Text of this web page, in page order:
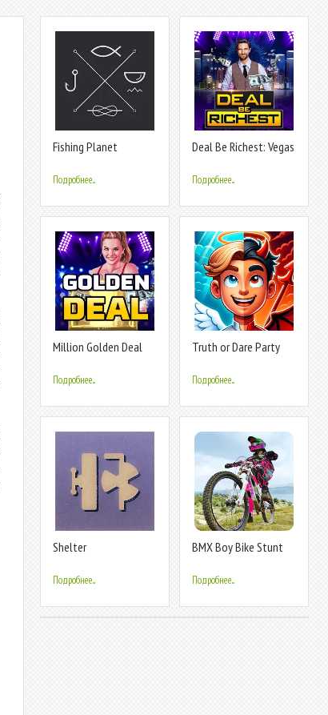
Fishing Planet
Подробнее...
Deal Be Richest: Vegas
Подробнее...
Million Golden Deal
Подробнее...
Truth or Dare Party
Подробнее...
Shelter
Подробнее...
BMX Boy Bike Stunt
Подробнее...